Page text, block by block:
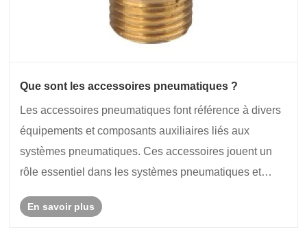
Que sont les accessoires pneumatiques ?
Les accessoires pneumatiques font référence à divers
équipements et composants auxiliaires liés aux
systèmes pneumatiques. Ces accessoires jouent un
rôle essentiel dans les systèmes pneumatiques et
et les performances des systèmes pneumatiques.
En savoir plus